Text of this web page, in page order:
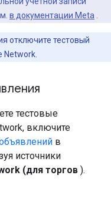
в документации Meta
отключите тестовый
Network.
тестовые
включите
в
источники
(для торгов ).